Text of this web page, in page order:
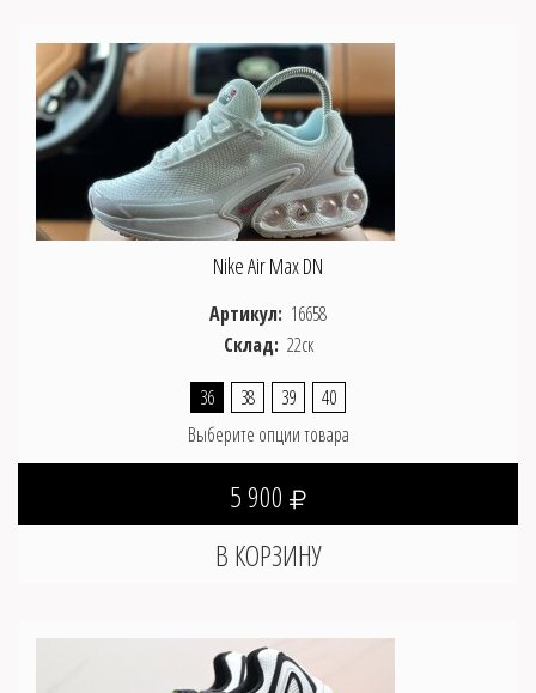
Nike Air Max DN
Артикул: 16658
Склад: 22ск
36 38 39
40
Выберите опции товара
5 900